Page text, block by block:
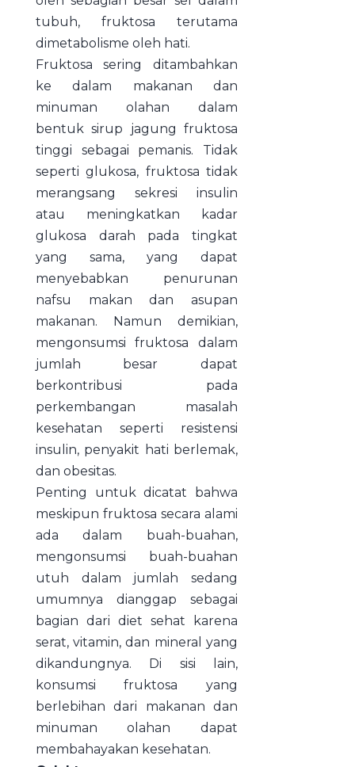
tubuh, fruktosa terutama
dimetabolisme oleh hati.
Fruktosa sering ditambahkan
ke dalam makanan dan
minuman olahan dalam
bentuk sirup jagung fruktosa
tinggi sebagai pemanis. Tidak
seperti glukosa, fruktosa tidak
merangsang sekresi insulin
atau meningkatkan kadar
glukosa darah pada tingkat
yang sama, yang dapat
menyebabkan penurunan
nafsu makan dan asupan
makanan. Namun demikian,
mengonsumsi fruktosa dalam
jumlah besar dapat
berkontribusi pada
perkembangan masalah
kesehatan seperti resistensi
insulin, penyakit hati berlemak,
dan obesitas.
Penting untuk dicatat bahwa
meskipun fruktosa secara alami
ada dalam buah-buahan,
mengonsumsi buah-buahan
utuh dalam jumlah sedang
umumnya dianggap sebagai
bagian dari diet sehat karena
serat, vitamin, dan mineral yang
dikandungnya. Di sisi lain,
konsumsi fruktosa yang
berlebihan dari makanan dan
minuman olahan dapat
membahayakan kesehatan.